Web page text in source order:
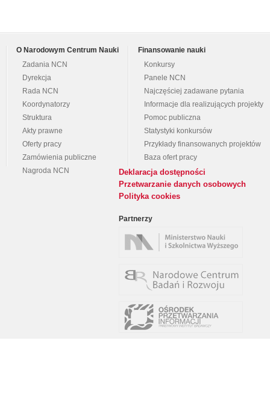
O Narodowym Centrum Nauki
Zadania NCN
Dyrekcja
Rada NCN
Koordynatorzy
Struktura
Akty prawne
Oferty pracy
Zamówienia publiczne
Nagroda NCN
Finansowanie nauki
Konkursy
Panele NCN
Najczęściej zadawane pytania
Informacje dla realizujących projekty
Pomoc publiczna
Statystyki konkursów
Przykłady finansowanych projektów
Baza ofert pracy
Deklaracja dostępności
Przetwarzanie danych osobowych
Polityka cookies
Partnerzy